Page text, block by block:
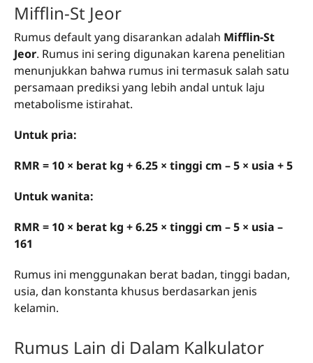
Mifflin-St Jeor
Rumus default yang disarankan adalah Mifflin-St
Jeor. Rumus ini sering digunakan karena penelitian
menunjukkan bahwa rumus ini termasuk salah satu
persamaan prediksi yang lebih andal untuk laju
metabolisme istirahat.
Untuk pria:
RMR = 10 × berat kg + 6.25 × tinggi cm – 5 × usia + 5
Untuk wanita:
RMR = 10 × berat kg + 6.25 × tinggi cm – 5 × usia –
161
Rumus ini menggunakan berat badan, tinggi badan,
usia, dan konstanta khusus berdasarkan jenis
kelamin.
Rumus Lain di Dalam Kalkulator